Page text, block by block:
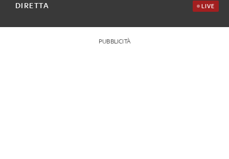
DIRETTA LIVE
PUBBLICITÀ